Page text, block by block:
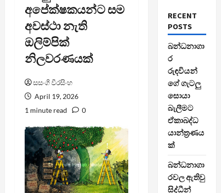
අපේක්ෂකයන්ට සම
අවස්ථා නැති
ඔලිම්පික්
නිලවරණයක්
සසංගි වීරසිංහ
April 19, 2026
1 minute read
0
RECENT
POSTS
බන්ධනාගා
ර
රුඳවියන්
ගේ ගැටලු
සොයා
බැලීමට
ඒකාබද්ධ
යාන්ත්‍රණය
ක්
බන්ධනාගා
රවල ඇතිවු
සිද්ධීන්